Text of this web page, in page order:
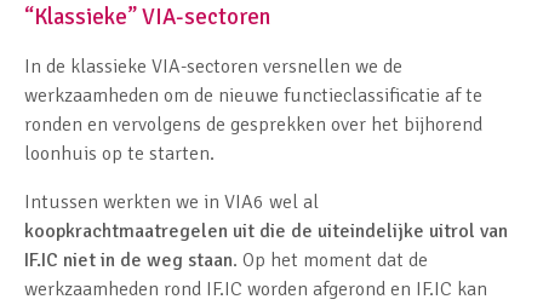
“Klassieke” VIA-sectoren
In de klassieke VIA-sectoren versnellen we de
werkzaamheden om de nieuwe functieclassificatie af te
ronden en vervolgens de gesprekken over het bijhorend
loonhuis op te starten.
Intussen werkten we in VIA6 wel al
koopkrachtmaatregelen uit die de uiteindelijke uitrol van
IF.IC niet in de weg staan. Op het moment dat de
werkzaamheden rond IF.IC worden afgerond en IF.IC kan